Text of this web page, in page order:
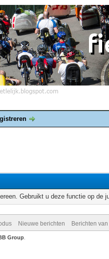
Gebruikt u deze functie op de
Nieuwe berichten Berichten
Group